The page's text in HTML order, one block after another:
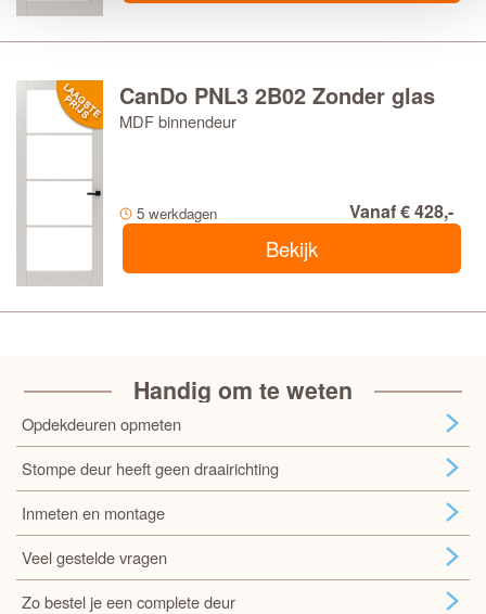
CanDo PNL3 2B02 Zonder glas
MDF binnendeur
5 werkdagen Vanaf € 428,-
Bekijk
Handig om te weten
Opdekdeuren opmeten
Stompe deur heeft geen draairichting
Inmeten en montage
Veel gestelde vragen
Zo bestel je een complete deur